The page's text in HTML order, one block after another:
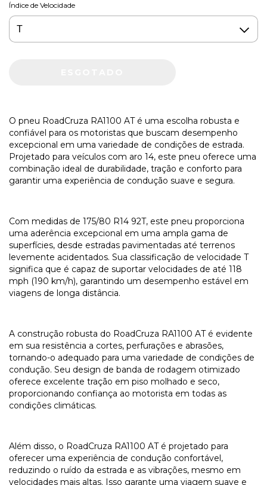
Índice de Velocidade
O pneu RoadCruza RA1100 AT é uma escolha robusta e
confiável para os motoristas que buscam desempenho
excepcional em uma variedade de condições de estrada.
Projetado para veículos com aro 14, este pneu oferece uma
combinação ideal de durabilidade, tração e conforto para
garantir uma experiência de condução suave e segura.
Com medidas de 175/80 R14 92T, este pneu proporciona
uma aderência excepcional em uma ampla gama de
superfícies, desde estradas pavimentadas até terrenos
levemente acidentados. Sua classificação de velocidade T
significa que é capaz de suportar velocidades de até 118
mph (190 km/h), garantindo um desempenho estável em
viagens de longa distância.
A construção robusta do RoadCruza RA1100 AT é evidente
em sua resistência a cortes, perfurações e abrasões,
tornando-o adequado para uma variedade de condições de
condução. Seu design de banda de rodagem otimizado
oferece excelente tração em piso molhado e seco,
proporcionando confiança ao motorista em todas as
condições climáticas.
Além disso, o RoadCruza RA1100 AT é projetado para
oferecer uma experiência de condução confortável,
reduzindo o ruído da estrada e as vibrações, mesmo em
velocidades mais altas. Isso garante uma viagem suave e